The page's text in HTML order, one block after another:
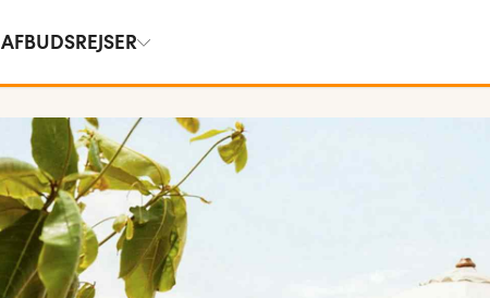
AFBUDSREJSER